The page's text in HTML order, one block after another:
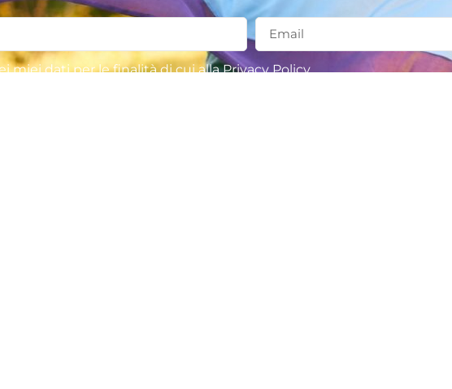
miei dati per le finalità di cui allaPrivacy Policy